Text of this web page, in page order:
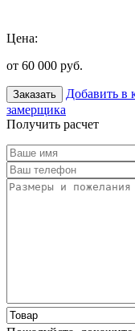
Цена:
от 60 000 руб.
Заказать Добавить в
замерщика
Получить расчет